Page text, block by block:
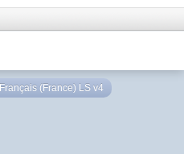
Français (France) LS v4